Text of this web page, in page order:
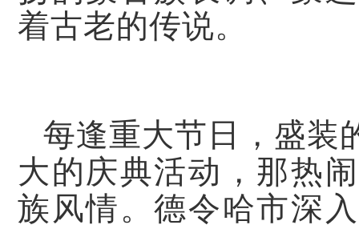
着古老的传说。
每逢重大节日，盛装
大的庆典活动，那热
族风情。德令哈市深